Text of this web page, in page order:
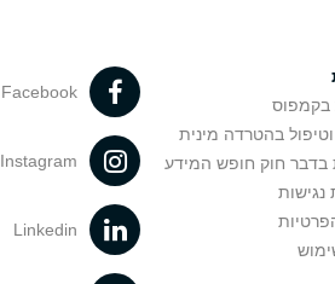
בקמפוס
בהטרדה מינית
בדבר חוק חופש המידע
Facebook
Instagram
Linkedin